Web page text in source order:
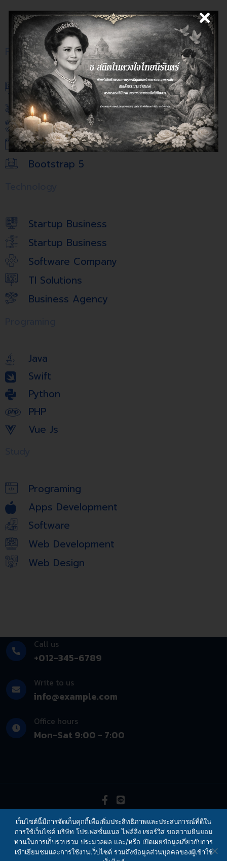
Front End
Vue Js
React JS
jQuery Plugin
CSS Style
Bootstrap 5
Startup Business
Startup Business
Software Company
TI Solutions
Business Agency
Java
Swift
Python
PHP
Vue Js
Programing
Apps Development
Software
Web Development
Web Design
Call us
+012-345-6789
Write to us
info@example.com
Office hours
Mon-Sat 9:00 - 7:00
© Professional Filing Service Co., Ltd. 2019 Revision. All
right reserved
เว็บไซต์นี้มีการจัดเก็บคุกกี้เพื่อเพิ่มประสิทธิภาพและประสบการณ์ที่ดีใน
การใช้เว็บไซต์ บริษัท โปรเฟสชั่นแนล ไฟล์ลิ่ง เซอร์วิส ขอความยินยอม
ท่านในการเก็บรวบรวม ประมวลผล และ/หรือ เปิดเผยข้อมูลเกี่ยวกับการ
เข้าเยี่ยมชมและการใช้งานเว็บไซต์ รวมถึงข้อมูลส่วนบุคคลของผู้เข้าใช้